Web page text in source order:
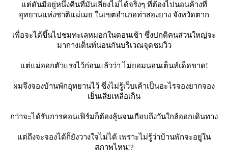
ต่ดันมีอยู่หนึ่งคืนที่มันเลี่ยงไม่ได้จริงๆ ที่ต้องไปนอนค้างที่
อุทยานแห่งชาติแม่เมย ในเขตอำเภอท่าสองยาง จังหวัดตาก
เพื่อจะได้ขึ้นไปชมทะเลหมอกในตอนเช้า ซึ่งปกติคนส่วนใหญ่จะ
มากางเต็นท์นอนกันบริเวณจุดชมวิว
ต่แม่ออกตัวแรงไว้ก่อนแล้วว่า ไม่ยอมนอนเต็นท์เด็ดขาด!
ผมจึงจองบ้านพักอุทยานไว้ ซึ่งไม่รู้เว็บเค้าเป็นอะไรจองยากจอง
เย็นเสียเหลือเกิน
กว่าจะได้รับการคอนเฟิร์มก็ต้องลุ้นจนเกือบถึงวันใกล้ออกเดินทาง
ต่ถึงจะจองได้ก็ยังวางใจไม่ได้ เพราะไม่รู้ว่าบ้านพักจะอยู่ใน
สภาพไหน!?